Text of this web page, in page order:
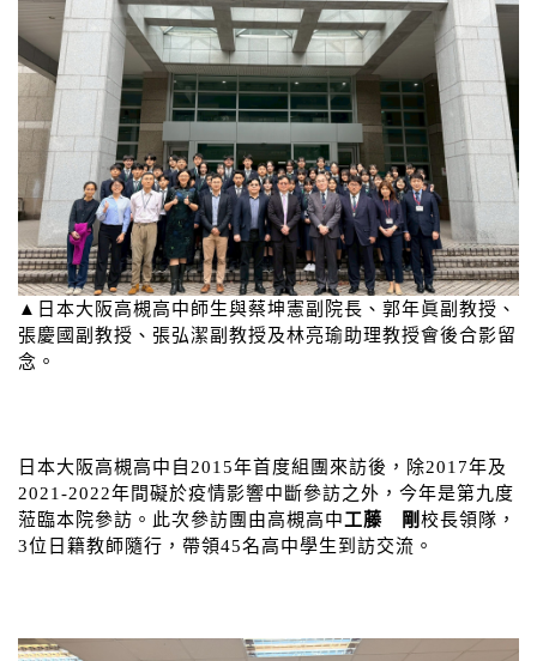
▲日本大阪高槻高中師生與蔡坤憲副院長、郭年眞副教授、
張慶國副教授、張弘潔副教授及林亮瑜助理教授會後合影留
念。
日本大阪高槻高中自2015年首度組團來訪後，除2017年及
2021-2022年間礙於疫情影響中斷參訪之外，今年是第九度
蒞臨本院參訪。此次參訪團由高槻高中工藤 剛校長領隊，
3位日籍教師隨行，帶領45名高中學生到訪交流。